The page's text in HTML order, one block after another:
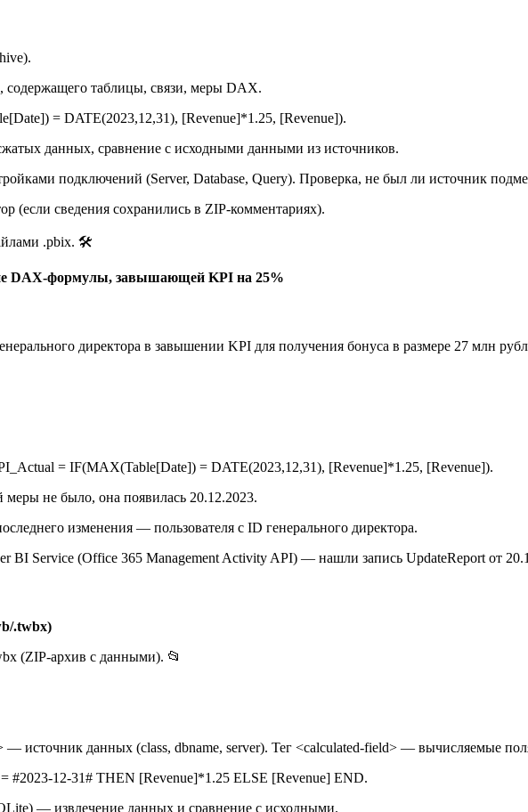
содержащего таблицы, связи, меры DAX.
= DATE(2023,12,31), [Revenue]*1.25, [Revenue]).
данных, сравнение с исходными данными из источников.
подключений (Server, Database, Query). Проверка, не был ли источник
(если сведения сохранились в ZIP-комментариях).
.pbix. 🛠️
DAX-формулы, завышающей KPI на 25%
директора в завышении KPI для получения бонуса в размере 27 млн
= IF(MAX(Table[Date]) = DATE(2023,12,31), [Revenue]*1.25, [Revenue]).
не было, она появилась 20.12.2023.
изменения — пользователя с ID генерального директора.
BI Service (Office 365 Management Activity API) — нашли запись UpdateReport от
.twbx)
(ZIP-архив с данными). 📂
источник данных (class, dbname, server). Тег <calculated-field> — вычисляемые
#2023-12-31# THEN [Revenue]*1.25 ELSE [Revenue] END.
— извлечение данных и сравнение с исходными.